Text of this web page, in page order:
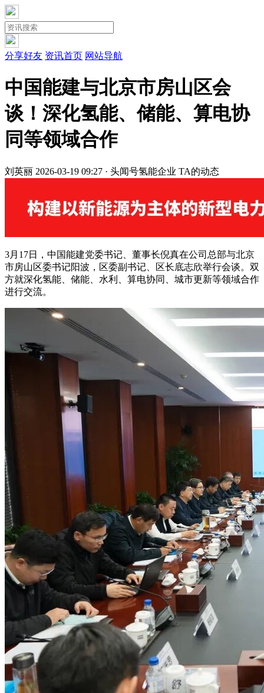
分享好友 资讯首页 网站导航
中国能建与北京市房山区会
谈！深化氢能、储能、算电协
同等领域合作
刘英丽 2026-03-19 09:27 · 头闻号氢能企业 TA的动态
3月17日，中国能建党委书记、董事长倪真在公司总部与北京
市房山区委书记阳波，区委副书记、区长底志欣举行会谈。双
方就深化氢能、储能、水利、算电协同、城市更新等领域合作
进行交流。